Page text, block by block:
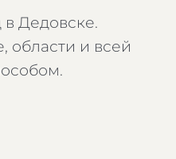
Дедовске.
области и всей